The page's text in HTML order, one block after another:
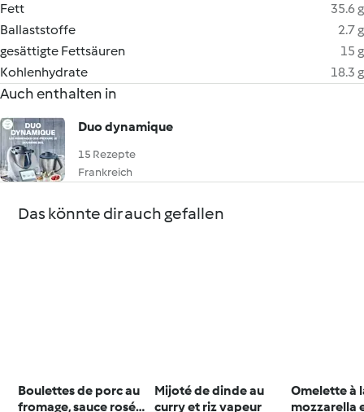
Fett
35.6 g
Ballaststoffe
2.7 g
gesättigte Fettsäuren
15 g
Kohlenhydrate
18.3 g
Auch enthalten in
Duo dynamique
15 Rezepte
Frankreich
Das könnte dir auch gefallen
Boulettes de porc au
fromage, sauce rosée
Mijoté de dinde au
curry et riz vapeur
Omelette à
mozzarella